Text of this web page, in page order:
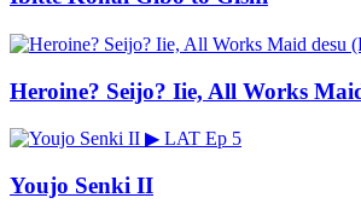
Heroine? Seijo? Iie, All Works
▶ LAT Ep 5
Youjo Senki II